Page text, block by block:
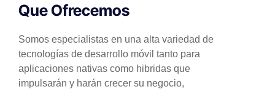
Que Ofrecemos
Somos especialistas en una alta variedad de
tecnologías de desarrollo móvil tanto para
aplicaciones nativas como hibridas que
impulsarán y harán crecer su negocio,